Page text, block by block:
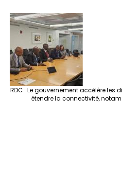
RDC : Le gouvernement accélère les
étendre la connectivité,